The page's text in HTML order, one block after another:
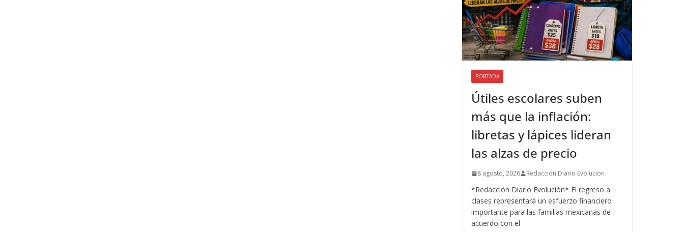
PORTADA
Útiles escolares suben
más que la inflación:
libretas y lápices lideran
las alzas de precio
8 agosto, 2026 Redacción Diario Evolucion
*Redacción Diario Evolución* El regreso a
clases representará un esfuerzo financiero
importante para las familias mexicanas de
acuerdo con el